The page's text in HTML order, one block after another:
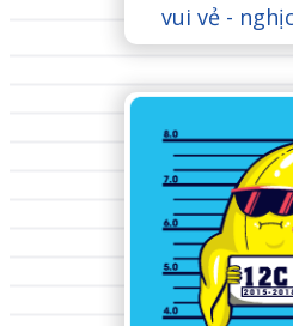
vui vẻ -